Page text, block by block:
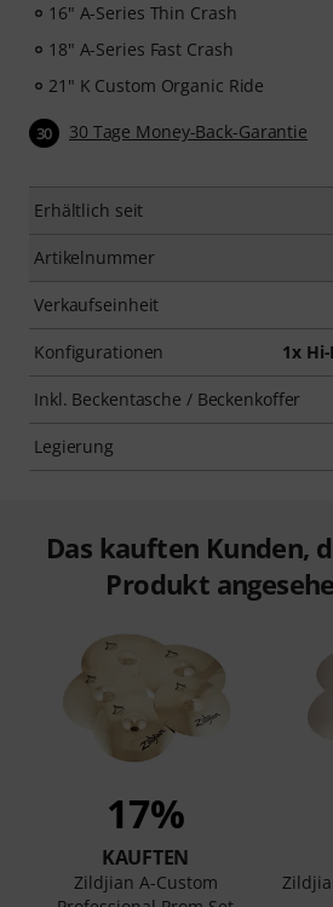
16" A-Series Thin Crash
18" A-Series Fast Crash
21" K Custom Organic Ride
30 30 Tage Money-Back-Garantie
Erhältlich seit
Artikelnummer
Verkaufseinheit
Konfigurationen 1x
Inkl. Beckentasche / Beckenkoffer
Legierung
Das kauften Kunden,
Produkt
17%
KAUFTEN
Zildjian A-Custom